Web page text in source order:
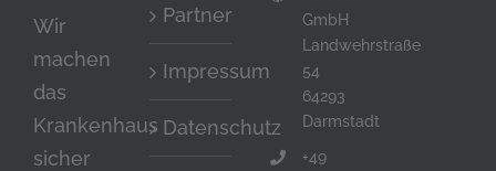
ein
Mensch
bist.
Wir
machen
das
Krankenhaus
sicher
Partner
Impressum
Datenschutz
GmbH
Landwehrstraße
54
64293
Darmstadt
+49